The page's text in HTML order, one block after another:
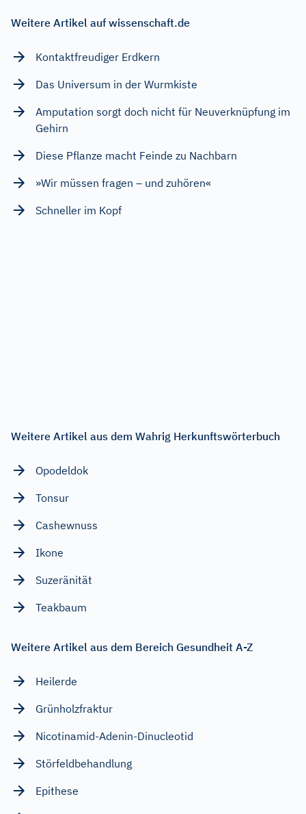
Weitere Artikel auf wissenschaft.de
Kontaktfreudiger Erdkern
Das Universum in der Wurmkiste
Amputation sorgt doch nicht für Neuverknüpfung im
Gehirn
Diese Pflanze macht Feinde zu Nachbarn
»Wir müssen fragen – und zuhören«
Schneller im Kopf
Weitere Artikel aus dem Wahrig Herkunftswörterbuch
Opodeldok
Tonsur
Cashewnuss
Ikone
Suzeränität
Teakbaum
Weitere Artikel aus dem Bereich Gesundheit A-Z
Heilerde
Grünholzfraktur
Nicotinamid-Adenin-Dinucleotid
Störfeldbehandlung
Epithese